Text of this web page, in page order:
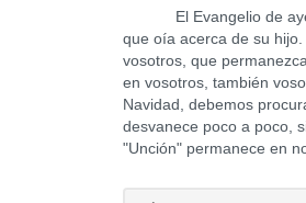
El Evangelio de ayer
que oía acerca de su
vosotros, que
en vosotros, también
Navidad, debemos
desvanece poco a poco,
"Unción" permanece en